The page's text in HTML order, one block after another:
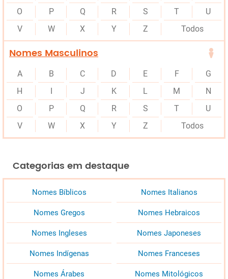
O
P Q R S T
U
V
W X Y Z Todos
Nomes Masculinos
A B C D E F
G
H
J K L M
N
O
P Q R S T
U
V
W X Y Z Todos
Categorias em destaque
Nomes Bíblicos Nomes Italianos
Nomes Gregos Nomes Hebraicos
Nomes Ingleses Nomes Japoneses
Nomes Indígenas Nomes Franceses
Nomes Árabes Nomes Mitológicos